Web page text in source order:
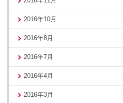
2016年10月
2016年8月
2016年7月
2016年4月
2016年3月